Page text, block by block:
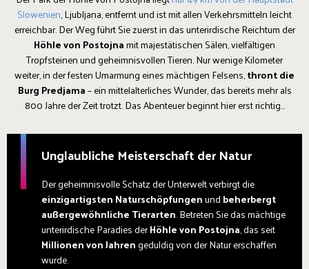
Slowenien, Ljubljana, entfernt und ist mit allen Verkehrsmitteln leicht
erreichbar. Der Weg führt Sie zuerst in das unterirdische Reichtum der
Höhle von Postojnamit majestätischen Sälen, vielfältigen
Tropfsteinen und geheimnisvollen Tieren. Nur wenige Kilometer
weiter, in der festen Umarmung eines mächtigen Felsens,thront die
Burg Predjama– ein mittelalterliches Wunder, das bereits mehr als
800 Jahre der Zeit trotzt. Das Abenteuer beginnt hier erst richtig…
Unglaubliche Meisterschaft der Natur
Der geheimnisvolle Schatz der Unterwelt verbirgt die
einzigartigsten Naturschöpfungenund beherbergt
außergewöhnliche Tierarten. Betreten Sie das mächtige
unterirdische Paradies derHöhle von Postojna, das seit
Millionen von Jahrengeduldig von der Natur erschaffen
wurde.